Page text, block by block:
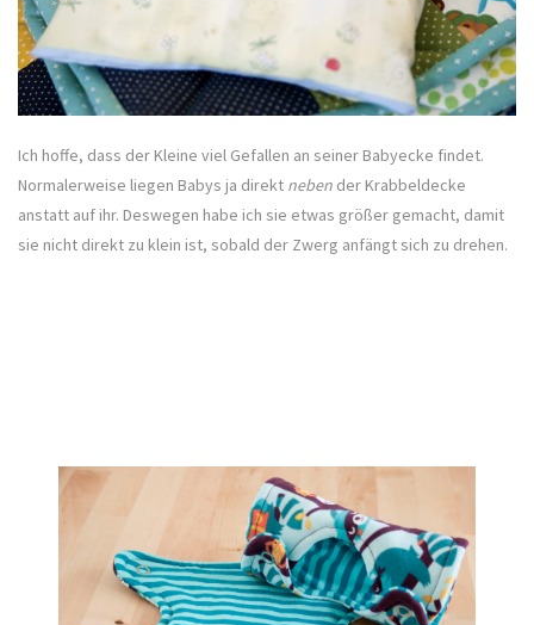
Ich hoffe, dass der Kleine viel Gefallen an seiner Babyecke findet.
Normalerweise liegen Babys ja direkt neben der Krabbeldecke
anstatt auf ihr. Deswegen habe ich sie etwas größer gemacht, damit
sie nicht direkt zu klein ist, sobald der Zwerg anfängt sich zu drehen.